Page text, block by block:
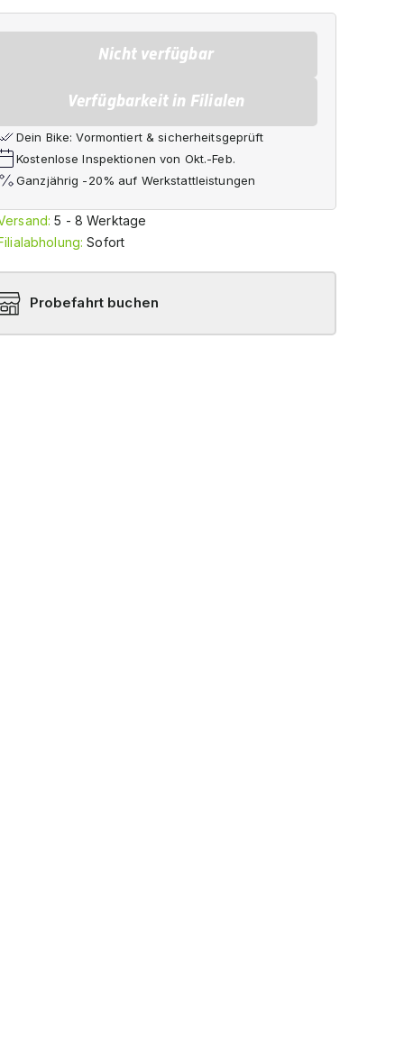
Nicht verfügbar
Verfügbarkeit in Filialen
Dein Bike: Vormontiert & sicherheitsgeprüft
Kostenlose Inspektionen von Okt.-Feb.
Ganzjährig -20% auf Werkstattleistungen
5 - 8 Werktage
Sofort
Probefahrt buchen